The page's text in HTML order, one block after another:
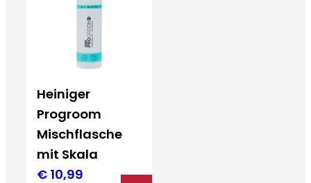
Heiniger
Progroom
Mischflasche
mit Skala
€ 10,99